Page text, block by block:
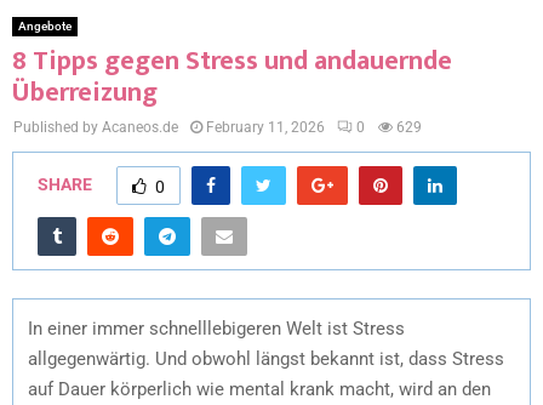
Angebote
8 Tipps gegen Stress und andauernde
Überreizung
Published by Acaneos.de February 11, 2026 0 629
SHARE 0
In einer immer schnelllebigeren Welt ist Stress
allgegenwärtig. Und obwohl längst bekannt ist, dass Stress
auf Dauer körperlich wie mental krank macht, wird an den